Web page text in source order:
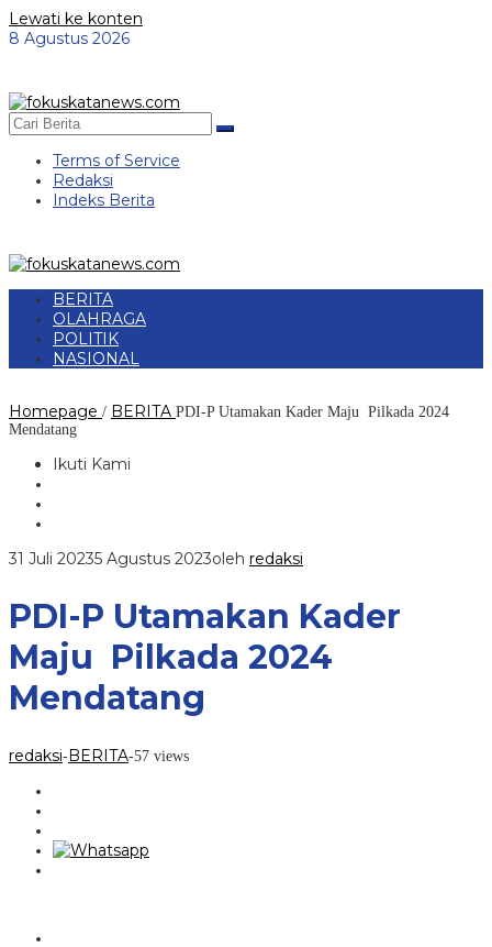
Lewati ke konten
8 Agustus 2026
Terms of Service
Redaksi
Indeks Berita
BERITA
OLAHRAGA
POLITIK
NASIONAL
Homepage / BERITA PDI-P Utamakan Kader Maju Pilkada 2024
Mendatang
Ikuti Kami
31 Juli 20235 Agustus 2023oleh redaksi
PDI-P Utamakan Kader
Maju Pilkada 2024
Mendatang
redaksi-BERITA-57 views